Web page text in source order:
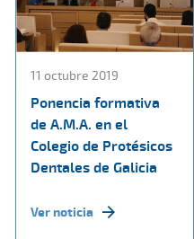
11 octubre 2019
Ponencia formativa
de A.M.A. en el
Colegio de Protésicos
Dentales de Galicia
Ver noticia